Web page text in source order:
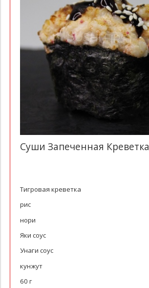
Суши Запеченная Креветка
Тигровая креветка
рис
нори
Яки соус
Унаги соус
кунжут
60 г